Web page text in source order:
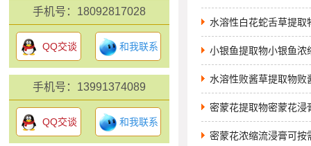
手机号：18092817028
QQ交谈 和我联系
手机号：13991374089
QQ交谈 和我联系
水溶性白花蛇舌草提
小银鱼提取物小银鱼浓
水溶性败酱草提取物
密蒙花提取物密蒙花浸
密蒙花浓缩流浸膏可按